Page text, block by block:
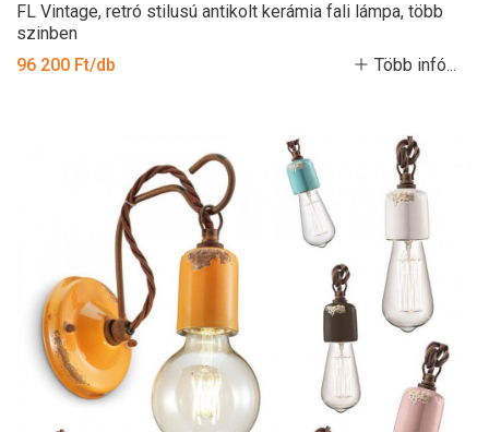
FL Vintage, retró stilusú antikolt kerámia fali lámpa, több
szinben
96 200 Ft/db
Több infó...